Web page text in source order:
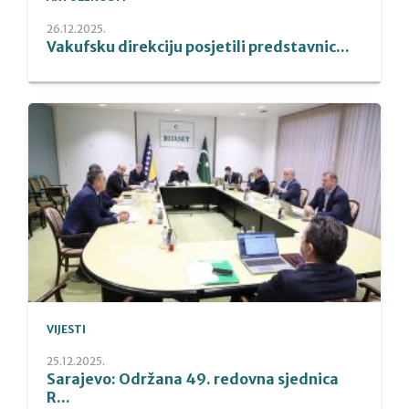
26.12.2025.
Vakufsku direkciju posjetili predstavnic...
VIJESTI
25.12.2025.
Sarajevo: Održana 49. redovna sjednica
R...